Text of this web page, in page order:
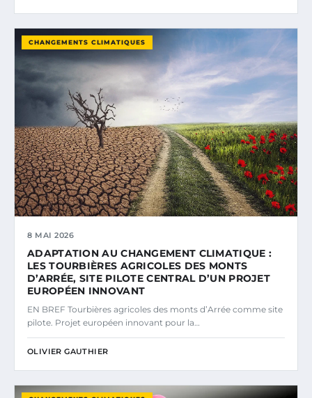
CHANGEMENTS CLIMATIQUES
8 MAI 2026
ADAPTATION AU CHANGEMENT CLIMATIQUE :
LES TOURBIÈRES AGRICOLES DES MONTS
D’ARRÉE, SITE PILOTE CENTRAL D’UN PROJET
EUROPÉEN INNOVANT
EN BREF Tourbières agricoles des monts d’Arrée comme site
pilote. Projet européen innovant pour la…
OLIVIER GAUTHIER